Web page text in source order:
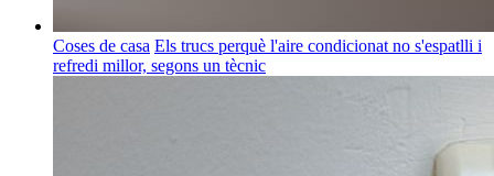
Coses de casa Els trucs perquè l'aire condicionat no s'espatlli i
refredi millor, segons un tècnic